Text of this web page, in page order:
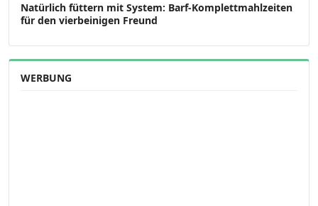
Natürlich füttern mit System: Barf-Komplettmahlzeiten
für den vierbeinigen Freund
WERBUNG